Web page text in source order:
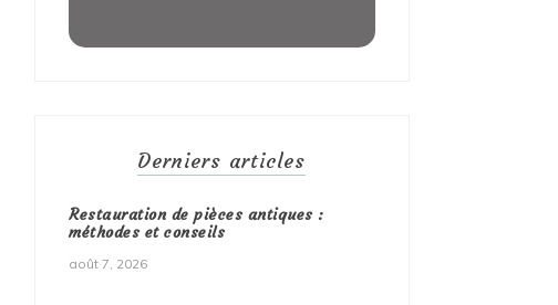
Derniers articles
Restauration de pièces antiques :
méthodes et conseils
août 7, 2026